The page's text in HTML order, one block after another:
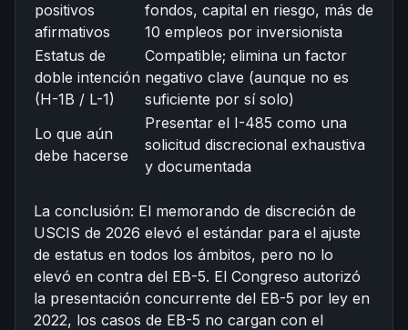
positivos
afirmativos
fondos, capital en riesgo, más de
10 empleos por inversionista
Estatus de
doble intención
(H-1B / L-1)
Compatible; elimina un factor
negativo clave (aunque no es
suficiente por sí solo)
Lo que aún
debe hacerse
Presentar el I-485 como una
solicitud discrecional exhaustiva
y documentada
La conclusión: El memorando de discreción de
USCIS de 2026 elevó el estándar para el ajuste
de estatus en todos los ámbitos, pero no lo
elevó en contra del EB-5. El Congreso autorizó
la presentación concurrente del EB-5 por ley en
2022, los casos de EB-5 no cargan con el